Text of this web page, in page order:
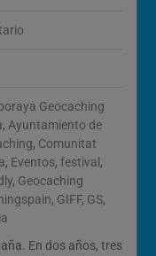
Geocaching
, Ayuntamiento de
, Comunitat
, Eventos, festival ,
, Geocaching
, GIFF, GS,
En dos años, tres